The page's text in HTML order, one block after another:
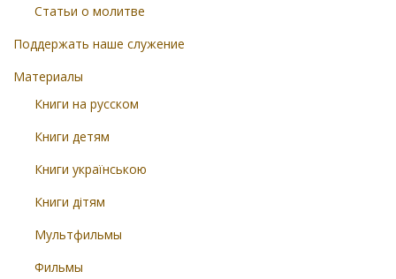
Статьи о молитве
Поддержать наше служение
Материалы
Книги на русском
Книги детям
Книги українською
Книги дітям
Мультфильмы
Фильмы